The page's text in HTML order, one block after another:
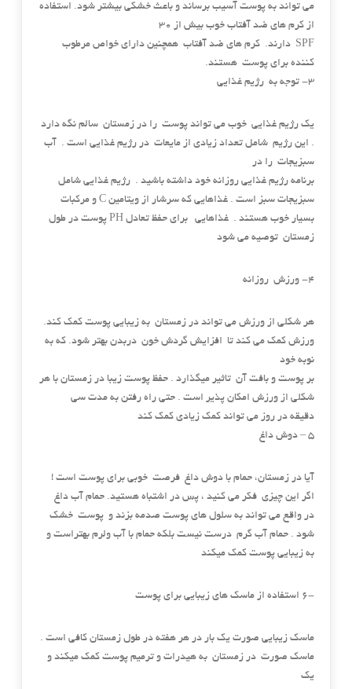
می تواند به پوست آسیب برساند و باعث خشکی بیشتر شود. استفاده
از کرم های ضد آفتاب خوب بیش از ۳۰
SPF دارند. کرم های ضد آفتاب همچنین دارای خواص مرطوب
کننده برای پوست هستند.
۳- توجه به رژیم غذایی
یک رژیم غذایی خوب می تواند پوست را در زمستان سالم نگه دارد
. این رژیم شامل تعداد زیادی از مایعات در رژیم غذایی است . آب
سبزیجات را در
برنامه رژیم غذایی روزانه خود داشته باشید . رژیم غذایی شامل
سبزیجات سبز است . غذاهایی که سرشار از ویتامین C و مرکبات
بسیار خوب هستند . غذاهایی برای حفظ تعادل PH پوست در طول
زمستان توصیه می شود
۴- ورزش روزانه
هر شکلی از ورزش می تواند در زمستان به زیبایی پوست کمک کند.
ورزش کمک می کند تا افزایش گردش خون دربدن بهتر شود. که به
نوبه خود
بر پوست و بافت آن تاثیر میگذارد . حفظ پوست زیبا در زمستان با هر
شکلی از ورزش امکان پذیر است . حتی راه رفتن به مدت سی
دقیقه در روز می تواند کمک زیادی کمک کند
۵ – دوش داغ
آیا در زمستان، حمام با دوش داغ فرصت خوبی برای پوست است !
اگر این چیزی فکر می کنید ، پس در اشتباه هستید. حمام آب داغ
در واقع می تواند به سلول های پوست صدمه بزند و پوست خشک
شود . حمام آب گرم درست نیست بلکه حمام با آب ولرم بهتراست و
به زیبایی پوست کمک میکند
-۶ استفاده از ماسک های زیبایی برای پوست
ماسک زیبایی صورت یک بار در هر هفته در طول زمستان کافی است .
ماسک صورت در زمستان به هیدرات و ترمیم پوست کمک میکند و
یک